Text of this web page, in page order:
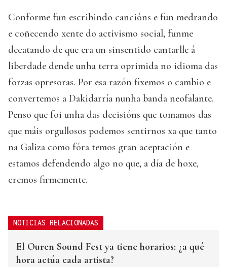
Conforme fun escribindo cancións e fun medrando
e coñecendo xente do activismo social, funme
decatando de que era un sinsentido cantarlle á
liberdade dende unha terra oprimida no idioma das
forzas opresoras. Por esa razón fixemos o cambio e
convertemos a Dakidarría nunha banda neofalante.
Penso que foi unha das decisións que tomamos das
que máis orgullosos podemos sentirnos xa que tanto
na Galiza como fóra temos gran aceptación e
estamos defendendo algo no que, a día de hoxe,
cremos firmemente.
NOTICIAS RELACIONADAS
El Ouren Sound Fest ya tiene horarios: ¿a qué
hora actúa cada artista?